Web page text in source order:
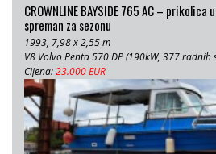
CROWNLINE BAYSIDE 765 AC –
spreman za sezonu
1993, 7,98 x 2,55 m
V8 Volvo Penta 570 DP (190kW, 377 radnih
Cijena:23.000 EUR